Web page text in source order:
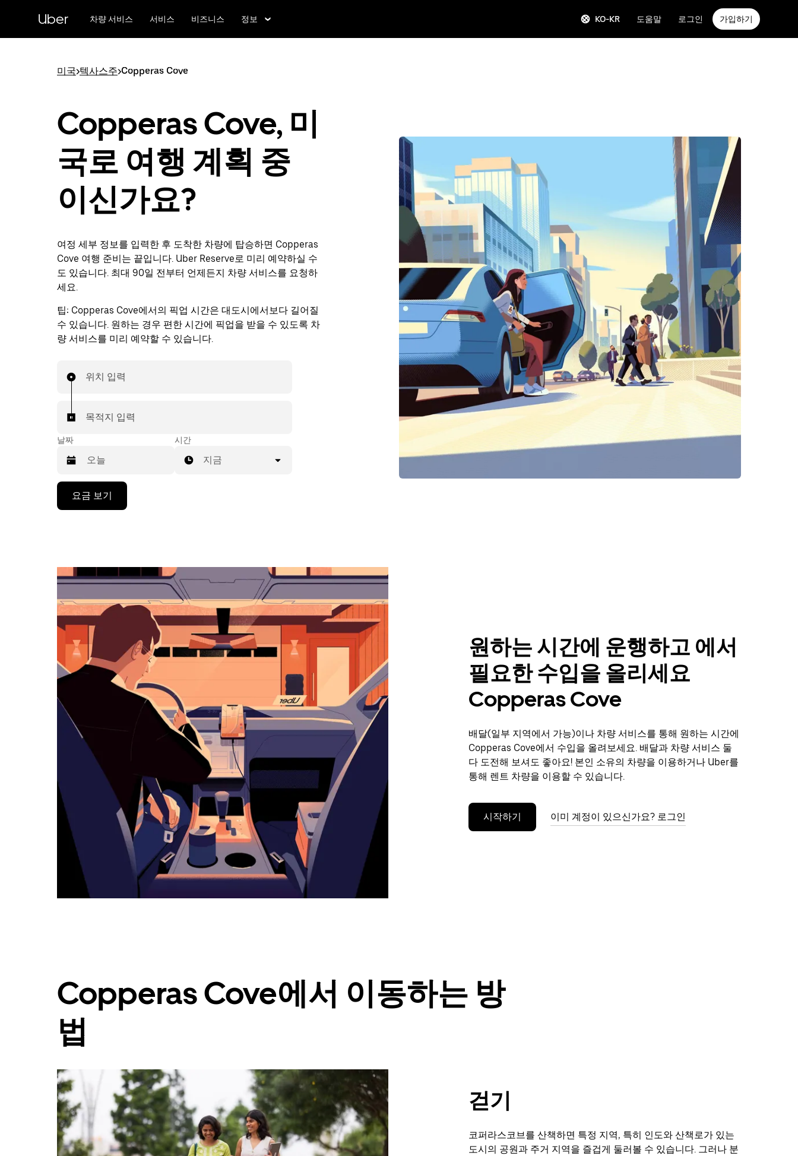
Uber 차량 서비스 서비스 비즈니스 정보 KO-KR 도움말 로그인 가입하기
미국>텍사스주>Copperas Cove
Copperas Cove, 미
국로 여행 계획 중
이신가요?
여정 세부 정보를 입력한 후 도착한 차량에 탑승하면 Copperas
Cove 여행 준비는 끝입니다. Uber Reserve로 미리 예약하실 수
도 있습니다. 최대 90일 전부터 언제든지 차량 서비스를 요청하
세요.
팁: Copperas Cove에서의 픽업 시간은 대도시에서보다 길어질
수 있습니다. 원하는 경우 편한 시간에 픽업을 받을 수 있도록 차
량 서비스를 미리 예약할 수 있습니다.
위치 입력
목적지 입력
날짜
려
아
래
화
키
를
러
날
세
요.
캘
면
요.
시간
지금
요금 보기
원하는 시간에 운행하고 에서
필요한 수입을 올리세요
Copperas Cove
배달(일부 지역에서 가능)이나 차량 서비스를 통해 원하는 시간에
Copperas Cove에서 수입을 올려보세요. 배달과 차량 서비스 둘
다 도전해 보셔도 좋아요! 본인 소유의 차량을 이용하거나 Uber를
통해 렌트 차량을 이용할 수 있습니다.
시작하기 이미 계정이 있으신가요? 로그인
Copperas Cove에서 이동하는 방
법
걷기
코퍼라스코브를 산책하면 특정 지역, 특히 인도와 산책로가 있는
도시의 공원과 주거 지역을 즐겁게 둘러볼 수 있습니다. 그러나 분